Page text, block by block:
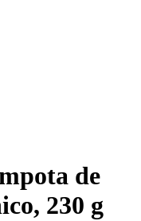
de
230 g